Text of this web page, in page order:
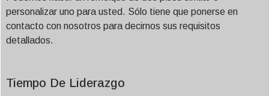
personalizar uno para usted. Sólo tiene que ponerse en
contacto con nosotros para decirnos sus requisitos
detallados.
Tiempo De Liderazgo